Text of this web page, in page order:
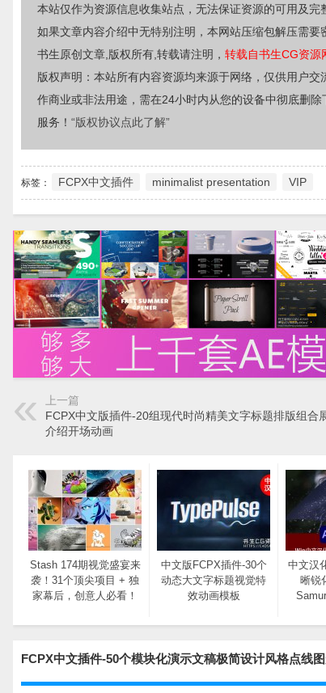
本站仅作为资源信息收集站点，无法保证资源的可用及完
如果文章内容介绍中无特别注明，本网站压缩包解压需要
书生原创文章,版权所有,转载请注明， 转载自书生CG资源
版权声明：本站所有内容资源均来源于网络，仅供用户
作商业或非法用途，需在24小时内从您的设备中彻底删
服务！ “版权协议点此了解”
标签： FCPX中文插件 minimalist presentation VIP
上一篇
FCPX中文版插件-20组现代时尚精美文字标题排版组合
介绍开场动画
Stash 174期视觉盛宴来
袭！31个顶尖项目 + 独
家幕后，创意人必看！​
中文版FCPX插件-30个
动态大文字标题视觉特
效动画模板
中文汉
晰锐
FCPX中文插件-50个模块化演示文稿极简设计风格点线